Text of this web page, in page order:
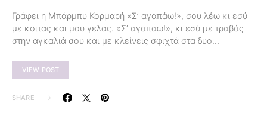
Γράφει η Μπάρμπυ Κορμαρή «Σ’ αγαπάω!», σου λέω κι εσύ
με κοιτάς και μου γελάς. «Σ’ αγαπάω!», κι εσύ με τραβάς
στην αγκαλιά σου και με κλείνεις σφιχτά στα δυο…
VIEW POST
SHARE